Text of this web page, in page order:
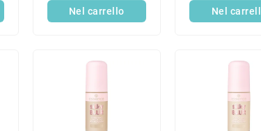
Nel carrello Nel